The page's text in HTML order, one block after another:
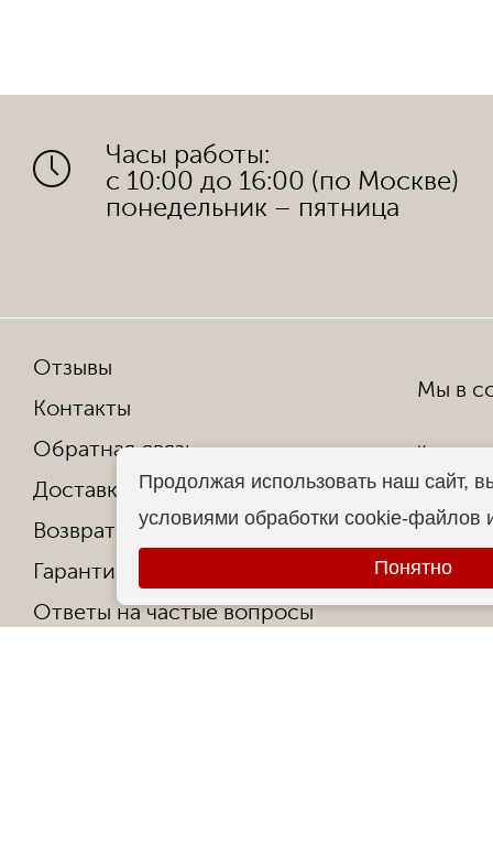
Часы работы:
с 10:00 до 16:00 (по Москве)
понедельник – пятница
Отзывы
Контакты
Обратная связь
Доставка и оплата
Возврат и обмен
Гарантия от производителя
Ответы на частые вопросы
Мы в
Все
Продолжая использовать наш сайт,
условиями обработки cookie-файлов
Понятно